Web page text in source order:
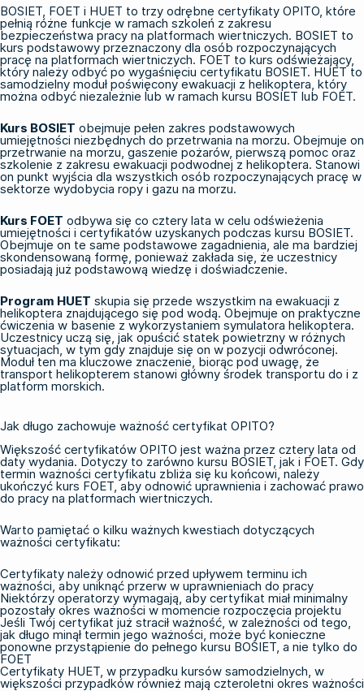
BOSIET, FOET i HUET to trzy odrębne certyfikaty OPITO, które
pełnią różne funkcje w ramach szkoleń z zakresu
bezpieczeństwa pracy na platformach wiertniczych. BOSIET to
kurs podstawowy przeznaczony dla osób rozpoczynających
pracę na platformach wiertniczych. FOET to kurs odświeżający,
który należy odbyć po wygaśnięciu certyfikatu BOSIET. HUET to
samodzielny moduł poświęcony ewakuacji z helikoptera, który
można odbyć niezależnie lub w ramach kursu BOSIET lub FOET.
Kurs BOSIET obejmuje pełen zakres podstawowych
umiejętności niezbędnych do przetrwania na morzu. Obejmuje on
przetrwanie na morzu, gaszenie pożarów, pierwszą pomoc oraz
szkolenie z zakresu ewakuacji podwodnej z helikoptera. Stanowi
on punkt wyjścia dla wszystkich osób rozpoczynających pracę w
sektorze wydobycia ropy i gazu na morzu.
Kurs FOET odbywa się co cztery lata w celu odświeżenia
umiejętności i certyfikatów uzyskanych podczas kursu BOSIET.
Obejmuje on te same podstawowe zagadnienia, ale ma bardziej
skondensowaną formę, ponieważ zakłada się, że uczestnicy
posiadają już podstawową wiedzę i doświadczenie.
Program HUET skupia się przede wszystkim na ewakuacji z
helikoptera znajdującego się pod wodą. Obejmuje on praktyczne
ćwiczenia w basenie z wykorzystaniem symulatora helikoptera.
Uczestnicy uczą się, jak opuścić statek powietrzny w różnych
sytuacjach, w tym gdy znajduje się on w pozycji odwróconej.
Moduł ten ma kluczowe znaczenie, biorąc pod uwagę, że
transport helikopterem stanowi główny środek transportu do i z
platform morskich.
Jak długo zachowuje ważność certyfikat OPITO?
Większość certyfikatów OPITO jest ważna przez cztery lata od
daty wydania. Dotyczy to zarówno kursu BOSIET, jak i FOET. Gdy
termin ważności certyfikatu zbliża się ku końcowi, należy
ukończyć kurs FOET , aby odnowić uprawnienia i zachować prawo
do pracy na platformach wiertniczych.
Warto pamiętać o kilku ważnych kwestiach dotyczących
ważności certyfikatu:
Certyfikaty należy odnowić przed upływem terminu ich
ważności, aby uniknąć przerw w uprawnieniach do pracy
Niektórzy operatorzy wymagają, aby certyfikat miał minimalny
pozostały okres ważności w momencie rozpoczęcia projektu
Jeśli Twój certyfikat już stracił ważność, w zależności od tego,
jak długo minął termin jego ważności, może być konieczne
ponowne przystąpienie do pełnego kursu BOSIET , a nie tylko do
FOET
Certyfikaty HUET, w przypadku kursów samodzielnych, w
większości przypadków również mają czteroletni okres ważności